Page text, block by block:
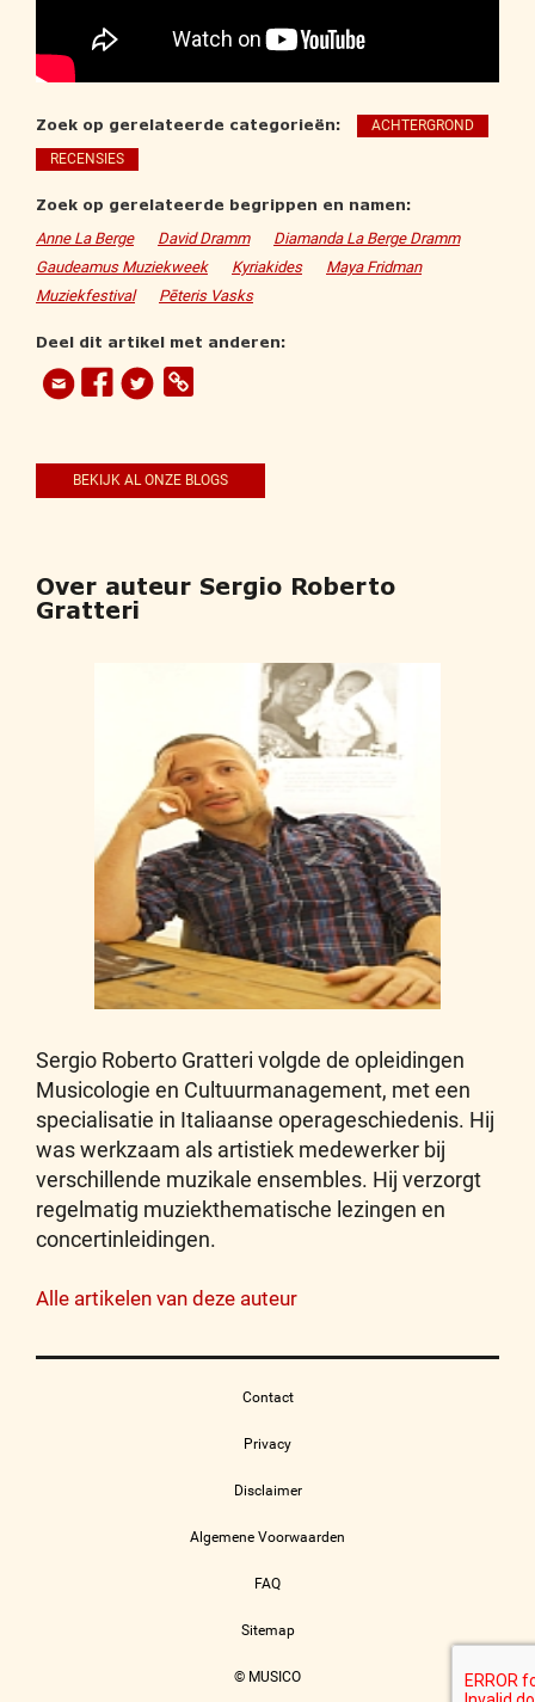
Zoek op gerelateerde categorieën:
ACHTERGROND
RECENSIES
Zoek op gerelateerde begrippen en namen:
Anne La Berge David Dramm
Diamanda La Berge Dramm
Gaudeamus Muziekweek
Kyriakides
Maya Fridman
Muziekfestival
Pēteris Vasks
Deel dit artikel met anderen:
BEKIJK AL ONZE BLOGS
Over auteur Sergio Roberto
Gratteri
Sergio Roberto Gratteri volgde de opleidingen
Musicologie en Cultuurmanagement, met een
specialisatie in Italiaanse operageschiedenis. Hij
was werkzaam als artistiek medewerker bij
verschillende muzikale ensembles. Hij verzorgt
regelmatig muziekthematische lezingen en
concertinleidingen.
Alle artikelen van deze auteur
Contact
Privacy
Disclaimer
Algemene Voorwaarden
FAQ
Sitemap
© MUSICO